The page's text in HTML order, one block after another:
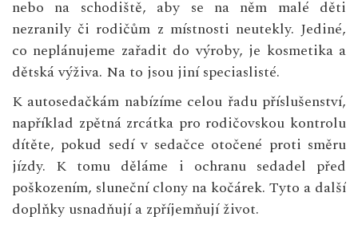
nebo na schodiště, aby se na něm malé děti
nezranily či rodičům z místnosti neutekly. Jediné,
co neplánujeme zařadit do výroby, je kosmetika a
dětská výživa. Na to jsou jiní speciaslisté.
K autosedačkám nabízíme celou řadu příslušenství,
například zpětná zrcátka pro rodičovskou kontrolu
dítěte, pokud sedí v sedačce otočené proti směru
jízdy. K tomu děláme i ochranu sedadel před
poškozením, sluneční clony na kočárek. Tyto a další
doplňky usnadňují a zpříjemňují život.